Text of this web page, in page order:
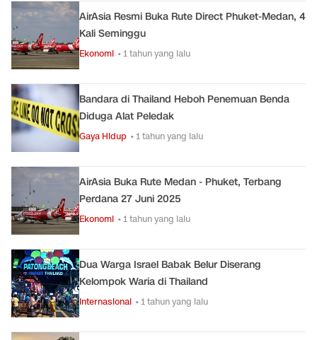
AirAsia Resmi Buka Rute Direct Phuket-Medan, 4
Kali Seminggu
Ekonomi • 1 tahun yang lalu
Bandara di Thailand Heboh Penemuan Benda
Diduga Alat Peledak
Gaya Hidup • 1 tahun yang lalu
AirAsia Buka Rute Medan - Phuket, Terbang
Perdana 27 Juni 2025
Ekonomi • 1 tahun yang lalu
Dua Warga Israel Babak Belur Diserang
Kelompok Waria di Thailand
Internasional • 1 tahun yang lalu